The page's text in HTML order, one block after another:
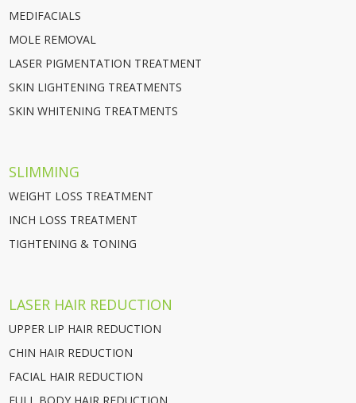
MEDIFACIALS
MOLE REMOVAL
LASER PIGMENTATION TREATMENT
SKIN LIGHTENING TREATMENTS
SKIN WHITENING TREATMENTS
SLIMMING
WEIGHT LOSS TREATMENT
INCH LOSS TREATMENT
TIGHTENING & TONING
LASER HAIR REDUCTION
UPPER LIP HAIR REDUCTION
CHIN HAIR REDUCTION
FACIAL HAIR REDUCTION